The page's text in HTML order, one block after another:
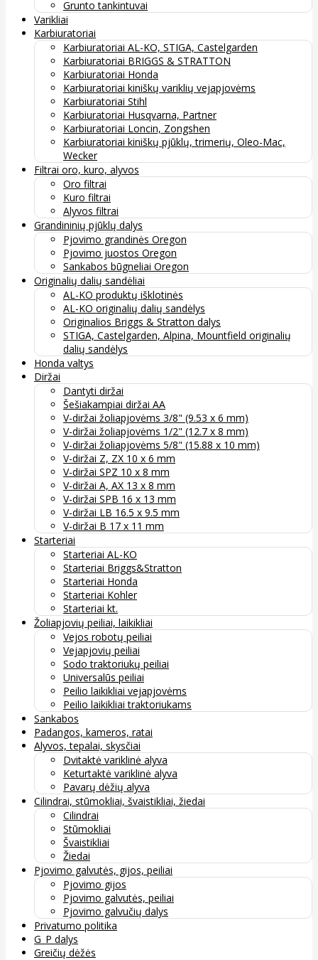
Grunto tankintuvai
Varikliai
Karbiuratoriai
Karbiuratoriai AL-KO, STIGA, Castelgarden
Karbiuratoriai BRIGGS & STRATTON
Karbiuratoriai Honda
Karbiuratoriai kiniškų variklių vejapjovėms
Karbiuratoriai Stihl
Karbiuratoriai Husqvarna, Partner
Karbiuratoriai Loncin, Zongshen
Karbiuratoriai kiniškų pjūklų, trimerių, Oleo-Mac,
Wecker
Filtrai oro, kuro, alyvos
Oro filtrai
Kuro filtrai
Alyvos filtrai
Grandininių pjūklų dalys
Pjovimo grandinės Oregon
Pjovimo juostos Oregon
Sankabos būgneliai Oregon
Originalių dalių sandėliai
AL-KO produktų išklotinės
AL-KO originalių dalių sandėlys
Originalios Briggs & Stratton dalys
STIGA, Castelgarden, Alpina, Mountfield originalių
dalių sandėlys
Honda valtys
Diržai
Dantyti diržai
Šešiakampiai diržai AA
V-diržai žoliapjovėms 3/8" (9.53 x 6 mm)
V-diržai žoliapjovėms 1/2" (12.7 x 8 mm)
V-diržai žoliapjovėms 5/8" (15.88 x 10 mm)
V-diržai Z, ZX 10 x 6 mm
V-diržai SPZ 10 x 8 mm
V-diržai A, AX 13 x 8 mm
V-diržai SPB 16 x 13 mm
V-diržai LB 16.5 x 9.5 mm
V-diržai B 17 x 11 mm
Starteriai
Starteriai AL-KO
Starteriai Briggs&Stratton
Starteriai Honda
Starteriai Kohler
Starteriai kt.
Žoliapjovių peiliai, laikikliai
Vejos robotų peiliai
Vejapjovių peiliai
Sodo traktoriukų peiliai
Universalūs peiliai
Peilio laikikliai vejapjovėms
Peilio laikikliai traktoriukams
Sankabos
Padangos, kameros, ratai
Alyvos, tepalai, skysčiai
Dvitaktė variklinė alyva
Keturtaktė variklinė alyva
Pavarų dėžių alyva
Cilindrai, stūmokliai, švaistikliai, žiedai
Cilindrai
Stūmokliai
Švaistikliai
Žiedai
Pjovimo galvutės, gijos, peiliai
Pjovimo gijos
Pjovimo galvutės, peiliai
Pjovimo galvučių dalys
Privatumo politika
G_P dalys
Greičių dėžės